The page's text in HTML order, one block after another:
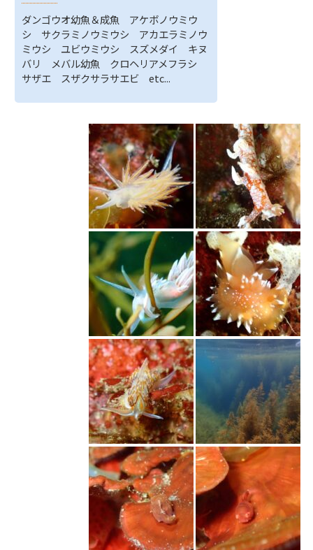
ダンゴウオ幼魚＆成魚 アケボノウミウ
シ サクラミノウミウシ アカエラミノウ
ミウシ ユビウミウシ スズメダイ キヌ
バリ メバル幼魚 クロヘリアメフラシ
サザエ スザクサラサエビ etc...